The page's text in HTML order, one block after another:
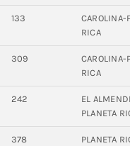
133
CAROLINA-
RICA
309
CAROLINA-
RICA
242
EL
PLANETA
378 PLANETA